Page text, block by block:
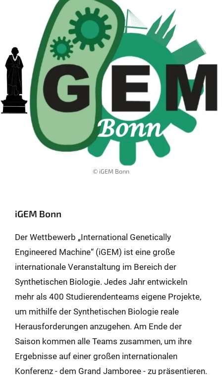
© iGEM Bonn
iGEM Bonn
Der Wettbewerb „International Genetically
Engineered Machine“ (iGEM) ist eine große
internationale Veranstaltung im Bereich der
Synthetischen Biologie. Jedes Jahr entwickeln
mehr als 400 Studierendenteams eigene Projekte,
um mithilfe der Synthetischen Biologie reale
Herausforderungen anzugehen. Am Ende der
Saison kommen alle Teams zusammen, um ihre
Ergebnisse auf einer großen internationalen
Konferenz - dem Grand Jamboree - zu präsentieren.